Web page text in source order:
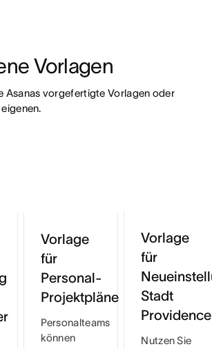
Vorlagen
Asanas vorgefertigte Vorlagen oder
Vorlage
für
Personal-
Projektpläne
Personalteams
können
Vorlage
für
Stadt
Providence
Nutzen Sie